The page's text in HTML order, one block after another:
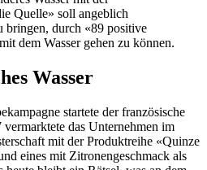
Quelle» soll angeblich
bringen, durch «89 positive
dem Wasser gehen zu können.
Wasser
startete der französische
das Unternehmen im
mit der Produktreihe «Quinze
eines mit Zitronengeschmack als